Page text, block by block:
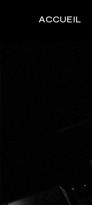
ACCUEIL
Panneau de gestion